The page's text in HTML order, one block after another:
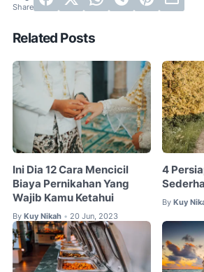
Related Posts
Ini Dia 12 Cara Mencicil
Biaya Pernikahan Yang
Wajib Kamu Ketahui
By Kuy Nikah • 20 Jun, 2023
4
By Kuy